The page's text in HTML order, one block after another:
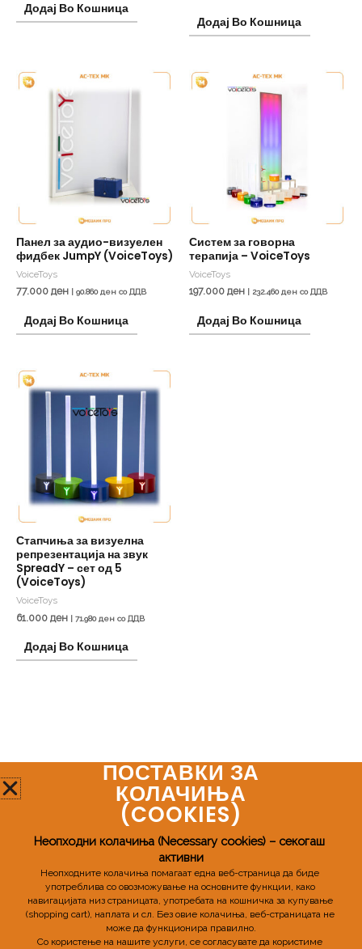
Додај Во Кошница
Додај Во Кошница
Панел за аудио-визуелен
фидбек JumpY (VoiceToys)
VoiceToys
77.000 ден 90.860ден со ДДВ
Додај Во Кошница
Систем за говорна
терапија – VoiceToys
VoiceToys
197.000 ден 232.460ден со ДДВ
Додај Во Кошница
Стапчиња за визуелна
репрезентација на звук
SpreadY – сет од 5
(VoiceToys)
VoiceToys
61.000 ден 71.980ден со ДДВ
Додај Во Кошница
Мозаик Про
+389 72 598 955
mozaikpro.mk@gmail.com
ПОСТАВКИ ЗА
КОЛАЧИЊА
(COOKIES)​
Неопходни колачиња (Necessary cookies) – секогаш
активни
Неопходните колачиња помагаат една веб-страница да биде
употреблива со овозможување на основните функции, како
навигацијата низ страницата, употребата на кошничка за купување
(shopping cart), наплата и сл. Без овие колачиња, веб-страницата не
може да функционира правилно.
Со користење на нашите услуги, се согласувате да користиме